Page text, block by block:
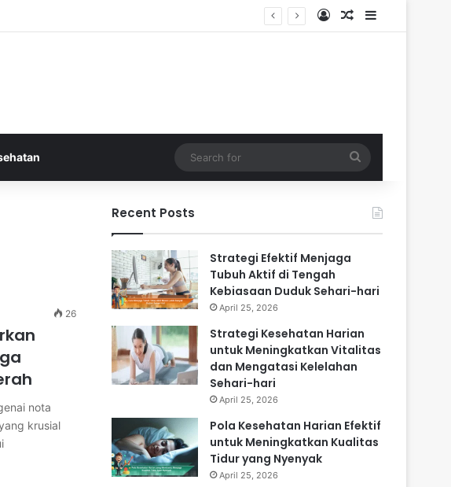
Kelelahan Sehari-hari Log InRandom Article
Sidebar
for
26
nota
krusial
Recent Posts
Strategi Efektif Menjaga
Tubuh Aktif di Tengah
Kebiasaan Duduk Sehari-hari
April 25, 2026
Strategi Kesehatan Harian
untuk Meningkatkan Vitalitas
dan Mengatasi Kelelahan
Sehari-hari
April 25, 2026
Pola Kesehatan Harian Efektif
untuk Meningkatkan Kualitas
Tidur yang Nyenyak
April 25, 2026